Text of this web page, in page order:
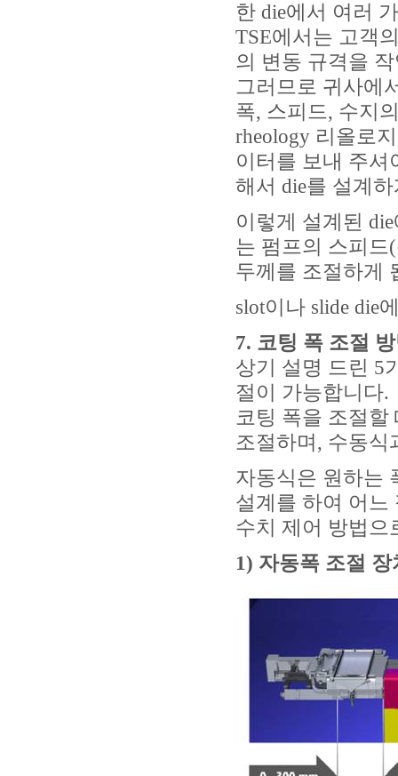
한 die에서 여러
TSE에서는 고객
의 변동 규격을
그러므로 귀사에
폭, 스피드, 수지
rheology 리올로
이터를 보내 주셔
해서 die를 설계
이렇게 설계된
는 펌프의 스피드
두께를 조절하게
slot이나 slide die
7. 코팅 폭 조절
상기 설명 드린 5
절이 가능합니다.
코팅 폭을 조절할
조절하며, 수동식
자동식은 원하는
설계를 하여 어느
수치 제어 방법으
1) 자동폭 조절